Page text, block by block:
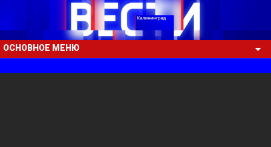
ОСНОВНОЕ МЕНЮ